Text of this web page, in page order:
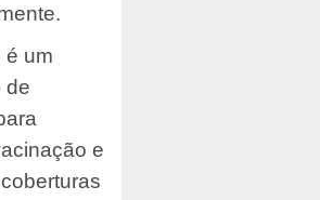
é um
de
e